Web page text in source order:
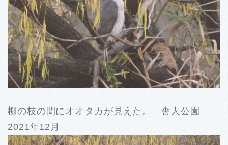
柳の枝の間にオオタカが見えた。 舎人公園
2021年12月